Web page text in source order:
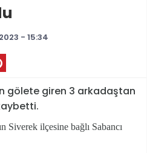
- 15:34
gölete giren 3 arkadaştan
Siverek ilçesine bağlı Sabancı